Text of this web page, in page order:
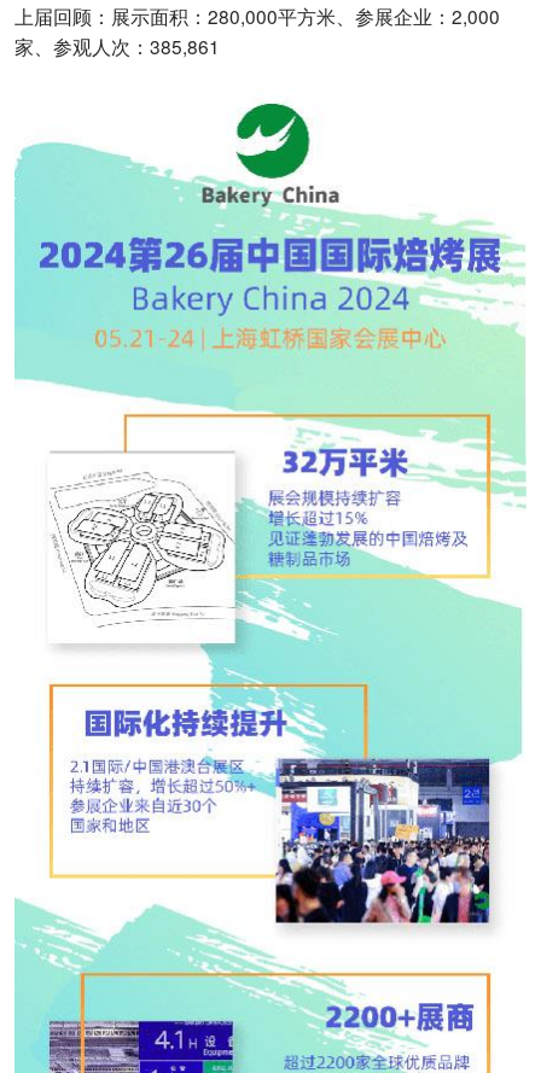
上届回顾：展示面积：280,000平方米、参展企业：2,000
家、参观人次：385,861